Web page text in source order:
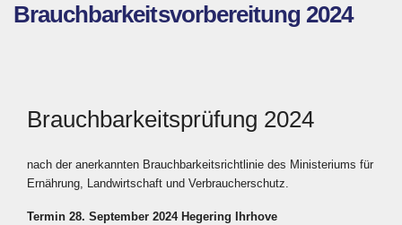
Brauchbarkeitsvorbereitung 2024
Brauchbarkeitsprüfung 2024
nach der anerkannten Brauchbarkeitsrichtlinie des Ministeriums für
Ernährung, Landwirtschaft und Verbraucherschutz.
Termin 28. September 2024 Hegering Ihrhove